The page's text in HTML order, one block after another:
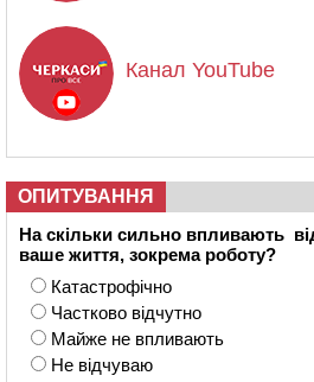
Канал YouTube
ОПИТУВАННЯ
На скільки сильно впливають
ваше життя, зокрема роботу?
Катастрофічно
Частково відчутно
Майже не впливають
Не відчуваю